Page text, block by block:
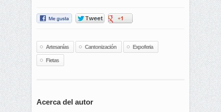
Artesanías Cantonización Expoferia
Fietas
Acerca del autor